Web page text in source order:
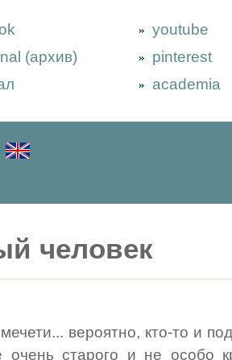
(архив)
youtube
pinterest
academia
человек
вероятно, кто-то и
очень старого и не особо